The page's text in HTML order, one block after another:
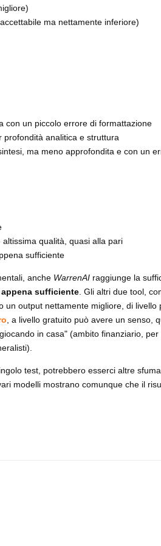
ma nettamente inferiore)
con un piccolo errore di formattazione
profondità analitica e struttura
ma meno approfondita e con un
altissima qualità, quasi alla pari
sufficiente
anche WarrenAI raggiunge la
sufficiente. Gli altri due tool,
un output nettamente migliore, di livello
, a livello gratuito può avere un senso,
in casa" (ambito finanziario,
test, potrebbero esserci altre
modelli mostrano comunque che il